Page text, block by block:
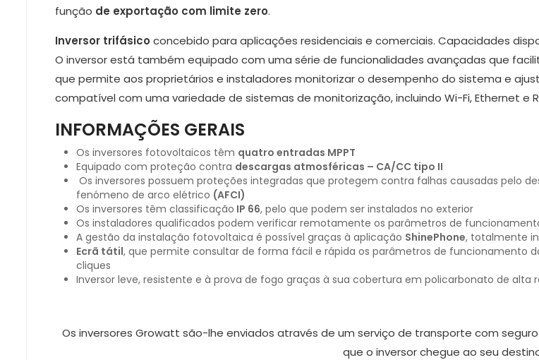
função de exportação com limite zero.
Inversor trifásico concebido para aplicações residenciais e comerciais. Capacidades
O inversor está também equipado com uma série de funcionalidades avançadas que
que permite aos proprietários e instaladores monitorizar o desempenho do sistema e
compatível com uma variedade de sistemas de monitorização, incluindo Wi-Fi, Ethernet e
INFORMAÇÕES GERAIS
Os inversores fotovoltaicos têm quatro entradas MPPT
Equipado com proteção contra descargas atmosféricas – CA/CC tipo II
Os inversores possuem proteções integradas que protegem contra falhas causadas pelo
fenómeno de arco elétrico (AFCI)
Os inversores têm classificação IP 66, pelo que podem ser instalados no exterior
Os instaladores qualificados podem verificar remotamente os parâmetros de
A gestão da instalação fotovoltaica é possível graças à aplicação ShinePhone, totalmente
Ecrã tátil, que permite consultar de forma fácil e rápida os parâmetros de funcionamento
cliques
Inversor leve, resistente e à prova de fogo graças à sua cobertura em policarbonato de alta
Os inversores Growatt são-lhe enviados através de um serviço de transporte com
que o inversor chegue ao seu